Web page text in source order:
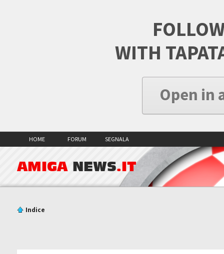
WITH
Open in
HOME FORUM SEGNALA
AMIGA NEWS.IT
Indice